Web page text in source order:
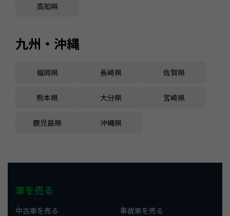
高知県
九州・沖縄
福岡県 長崎県 佐賀県
熊本県 大分県 宮崎県
鹿児島県 沖縄県
車を売る
中古車を売る
事故車を売る